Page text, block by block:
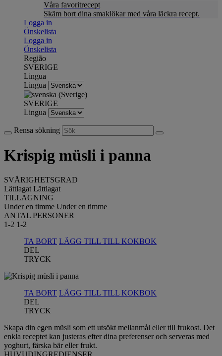
Våra favoritrecept
Skäm bort dina smaklökar med våra läckra recept.
Logga in
Önskelista
Logga in
Önskelista
Região
SVERIGE
Lingua
Lingua
SVERIGE
Lingua
Rensa sökning
Krispig müsli i panna
SVÅRIGHETSGRAD
Lättlagat Lättlagat
TILLAGNING
Under en timme Under en timme
ANTAL PERSONER
1-2 1-2
TA BORT LÄGG TILL TILL KOKBOK
DEL
TRYCK
TA BORT LÄGG TILL TILL KOKBOK
DEL
TRYCK
Skapa din egen müsli som ett utsökt mellanmål eller till frukost. Det
enkla receptet kan justeras efter dina preferenser och serveras med
yoghurt, färska bär eller frukt.
HUVUDINGREDIENSER